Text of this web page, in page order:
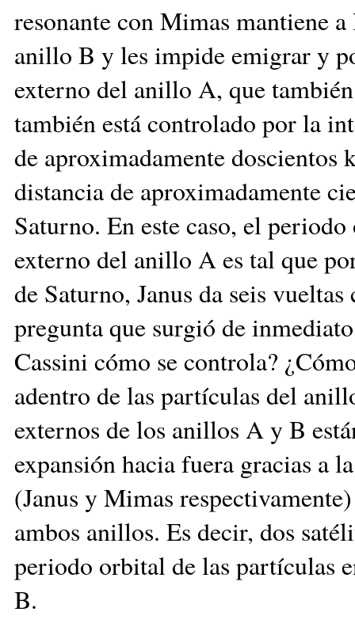
resonante con Mimas mantiene
anillo B y les impide emigrar y
externo del anillo A, que
también está controlado por la
de aproximadamente
distancia de aproximadamente
Saturno. En este caso, el
externo del anillo A es tal que
de Saturno, Janus da seis
pregunta que surgió de
Cassini cómo se controla?
adentro de las partículas del
externos de los anillos A y B
expansión hacia fuera gracias a
(Janus y Mimas
ambos anillos. Es decir, dos
periodo orbital de las partículas
B.